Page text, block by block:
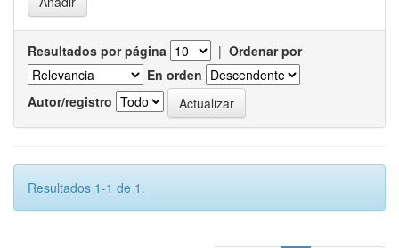
Resultados por página | Ordenar por
En orden
Autor/registro
Resultados 1-1 de 1.